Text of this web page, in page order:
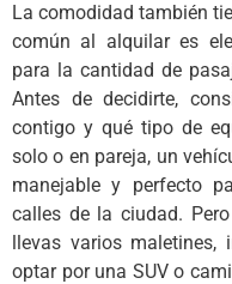
La comodidad también
común al alquilar es
para la cantidad de
Antes de decidirte,
contigo y qué tipo de
solo o en pareja, un
manejable y perfecto
calles de la ciudad.
llevas varios maletines,
optar por una SUV o